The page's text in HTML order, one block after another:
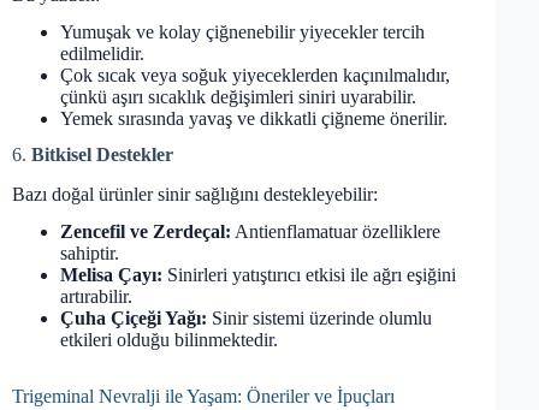
Yumuşak ve kolay çiğnenebilir yiyecekler tercih
edilmelidir.
Çok sıcak veya soğuk yiyeceklerden kaçınılmalıdır,
çünkü aşırı sıcaklık değişimleri siniri uyarabilir.
Yemek sırasında yavaş ve dikkatli çiğneme önerilir.
6. Bitkisel Destekler
Bazı doğal ürünler sinir sağlığını destekleyebilir:
Zencefil ve Zerdeçal: Antienflamatuar özelliklere
sahiptir.
Melisa Çayı: Sinirleri yatıştırıcı etkisi ile ağrı eşiğini
artırabilir.
Çuha Çiçeği Yağı: Sinir sistemi üzerinde olumlu
etkileri olduğu bilinmektedir.
Trigeminal Nevralji ile Yaşam: Öneriler ve İpuçları